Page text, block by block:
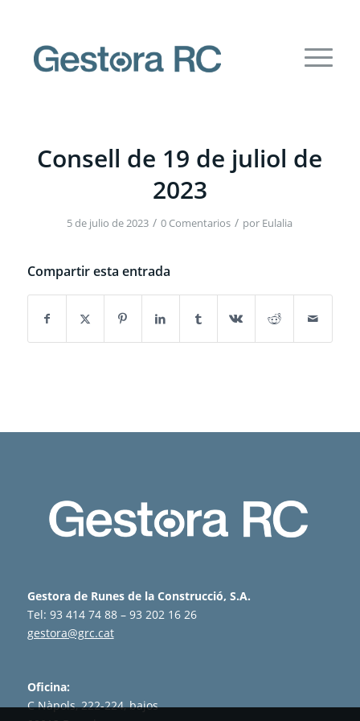
Consell de 19 de juliol de
2023
5 de julio de 2023 / 0 Comentarios / por Eulalia
Compartir esta entrada
Gestora de Runes de la Construcció, S.A.
Tel: 93 414 74 88 – 93 202 16 26
gestora@grc.cat
Oficina:
C Nàpols, 222-224, bajos